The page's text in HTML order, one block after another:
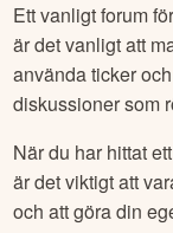
Ett vanligt forum
är det vanligt att
använda ticker
diskussioner som
När du har hittat
är det viktigt att
och att göra din